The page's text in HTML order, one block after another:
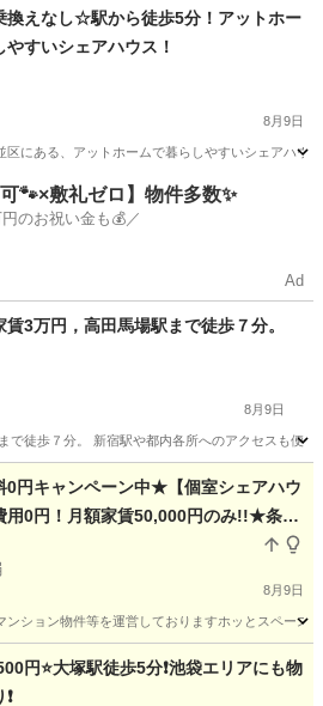
シェアハウス エリア
換えなし☆駅から徒歩5分！アットホー
やすいシェアハウス！
8月9日
区にある、アットホームで暮らしやすいシェアハ
シェアハウス レトロ
可🐾×敷礼ゼロ】物件多数✨
のお祝い金も💰／
Ad
3万円，高田馬場駅まで徒歩７分。
8月9日
徒歩７分。 新宿駅や都内各所へのアクセスも便
シェアハウス 個室
円キャンペーン中★【個室シェアハウ
用0円！月額家賃50,000円のみ!!★条件
ベーション済!水道光熱費家具家電消
【駅徒歩5分!!池袋まで電車で15分】
不要可】
8月9日
ンション物件等を運営しておりますホッとスペー
シェアハウス 家賃
円⭐️大塚駅徒歩5分❗️池袋エリアにも物